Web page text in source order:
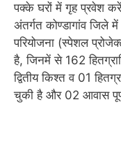
पक्के घरों में गृह प्रवेश
अंतर्गत कोण्डागांव जिले
परियोजना (स्पेशल
है, जिनमें से 162
द्वितीय किश्त व 01
चुकी है और 02 आवास